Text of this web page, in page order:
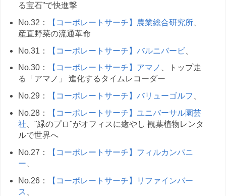
る宝石”で快進撃
No.32：
【コーポレートサーチ】農業総合研究所、
産直野菜の流通革命
No.31：
【コーポレートサーチ】バルニバービ、
No.30：
【コーポレートサーチ】アマノ 、トップ走
る「アマノ」 進化するタイムレコーダー
No.29：
【コーポレートサーチ】バリューゴルフ
No.28：
【コーポレートサーチ】ユニバーサル園芸
社 、"緑のプロ"がオフィスに癒やし 観葉植物レンタ
ルで世界へ
No.27：
【コーポレートサーチ】フィルカンパニ
ー
No.26：
【コーポレートサーチ】リファインバー
ス